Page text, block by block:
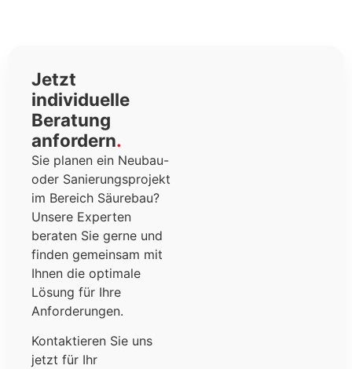
Jetzt
individuelle
Beratung
anfordern
Sie planen ein Neubau-
oder Sanierungsprojekt
im Bereich Säurebau?
Unsere Experten
beraten Sie gerne und
finden gemeinsam mit
Ihnen die optimale
Lösung für Ihre
Anforderungen.
Kontaktieren Sie uns
jetzt für Ihr